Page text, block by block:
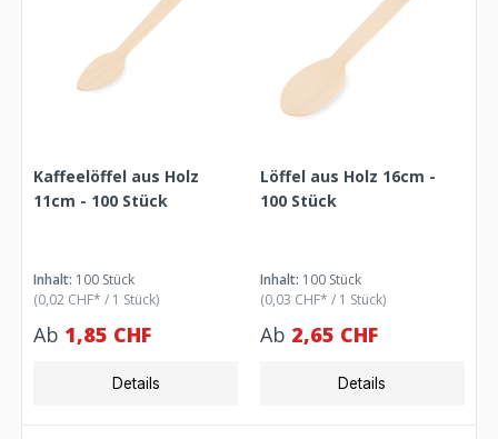
Kaffeelöffel aus Holz
11cm - 100 Stück
Inhalt: 100 Stück
(0,02 CHF* / 1 Stück)
Ab 1,85 CHF
Details
Löffel aus Holz 16cm -
100 Stück
Inhalt: 100 Stück
(0,03 CHF* / 1 Stück)
Ab 2,65 CHF
Details